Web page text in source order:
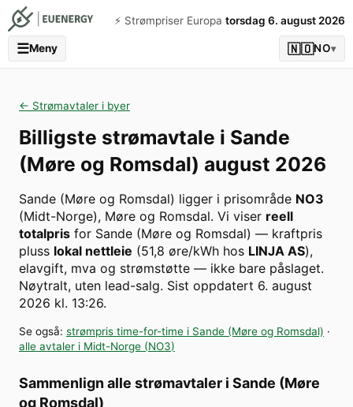
⚡️ Strømpriser Europa torsdag 6. august 2026
☰Meny 🇳🇴NO▾
← Strømavtaler i byer
Billigste strømavtale i Sande
(Møre og Romsdal) august 2026
Sande (Møre og Romsdal) ligger i prisområde NO3
(Midt-Norge), Møre og Romsdal. Vi viser reell
totalpris for Sande (Møre og Romsdal) — kraftpris
pluss lokal nettleie (51,8 øre/kWh hos LINJA AS),
elavgift, mva og strømstøtte — ikke bare påslaget.
Nøytralt, uten lead-salg. Sist oppdatert 6. august
2026 kl. 13:26.
Se også: strømpris time-for-time i Sande (Møre og Romsdal) ·
alle avtaler i Midt-Norge (NO3)
Sammenlign alle strømavtaler i Sande (Møre
og Romsdal)